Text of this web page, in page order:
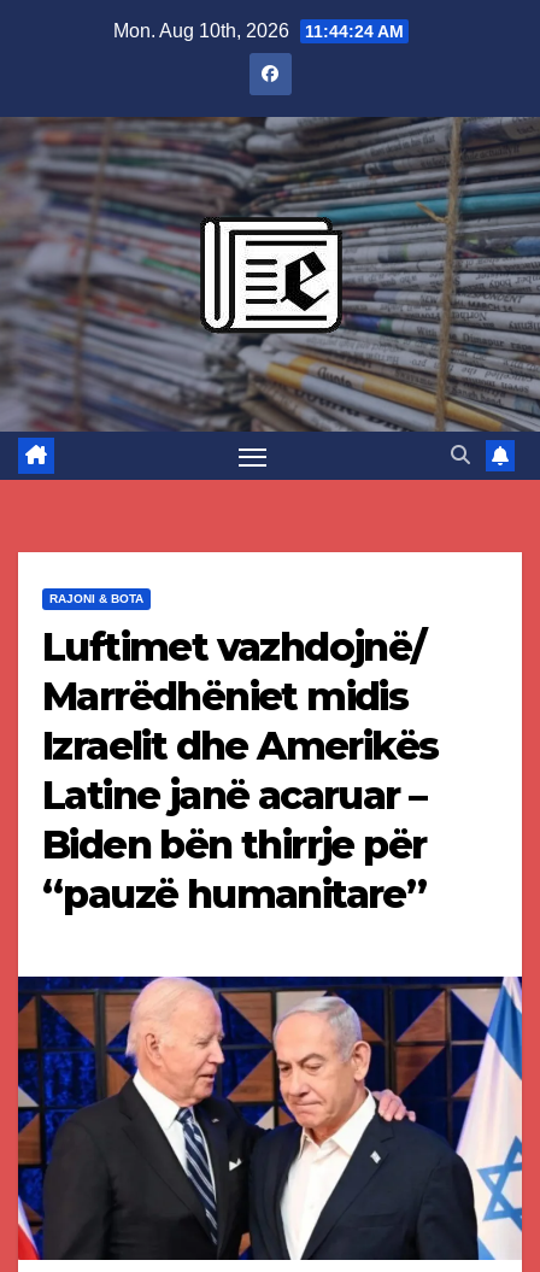
Mon. Aug 10th, 2026 11:44:25 AM
RAJONI & BOTA
Luftimet vazhdojnë/
Marrëdhëniet midis
Izraelit dhe Amerikës
Latine janë acaruar –
Biden bën thirrje për
“pauzë humanitare”